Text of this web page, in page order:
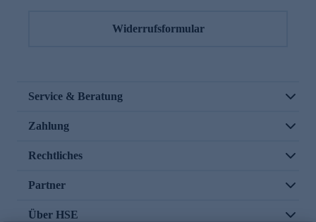
Widerrufsformular
Service & Beratung
Zahlung
Rechtliches
Partner
Über HSE